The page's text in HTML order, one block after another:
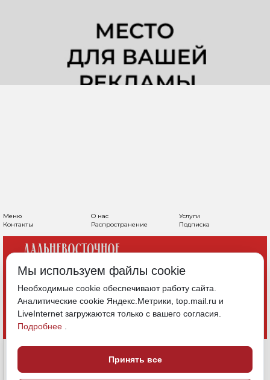
ПЕРВЫМ
ДАЛЬНЕВОСТОЧНЫМ
ГОРОДОМ «ЦАРЬ-МАКЕТА»
В МОСКВЕ
На очереди — Хабаровск и космодром
«Восточный»
30 августа 2025, 16:29
Приморье
Хабаровский край
Амурская область
Мы используем файлы cookie
Необходимые cookie обеспечивают работу сайта.
Аналитические cookie Яндекс.Метрики, top.mail.ru и
LiveInternet загружаются только с вашего согласия.
Подробнее
Принять все